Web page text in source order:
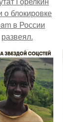
о блокировке
в России
развеял.